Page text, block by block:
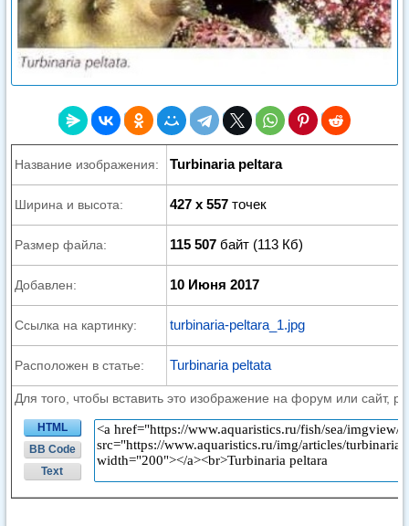
Название изображения: Turbinaria peltara
Ширина и высота: 427 x 557 точек
Размер файла: 115 507 байт (113 Кб)
Добавлен: 10 Июня 2017
Ссылка на картинку: turbinaria-peltara_1.jpg
Расположен в статье: Turbinaria peltata
Для того, чтобы вставить это изображение на форум или сайт,
HTML
BB Code
Text